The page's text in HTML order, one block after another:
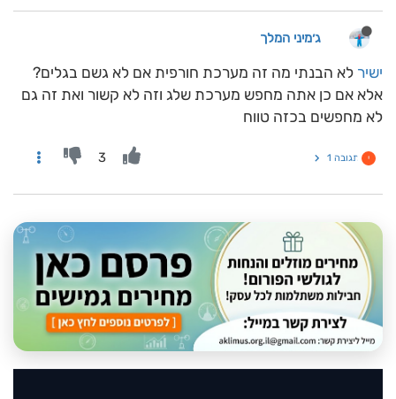
ג׳מיני המלך
ישיר לא הבנתי מה זה מערכת חורפית אם לא גשם בגלים?
אלא אם כן אתה מחפש מערכת שלג וזה לא קשור ואת זה גם
לא מחפשים בכזה טווח
י תגובה 1 3